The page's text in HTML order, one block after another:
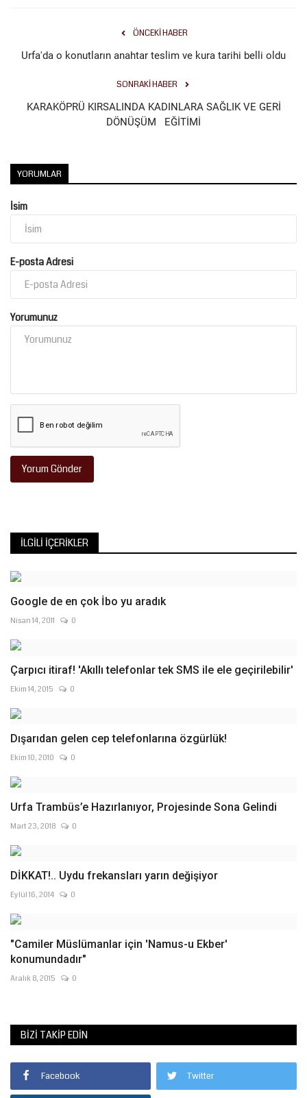
ÖNCEKI HABER
Urfa'da o konutların anahtar teslim ve kura tarihi belli oldu
SONRAKI HABER
KARAKÖPRÜ KIRSALINDA KADINLARA SAĞLIK VE GERİ
DÖNÜŞÜM EĞİTİMİ
YORUMLAR
İsim
E-posta Adresi
Yorumunuz
Yorum Gönder
İLGILI İÇERIKLER
Google de en çok İbo yu aradık
Nisan 14, 2011 0
Çarpıcı itiraf! 'Akıllı telefonlar tek SMS ile ele geçirilebilir'
Ekim 14, 2015 0
Dışarıdan gelen cep telefonlarına özgürlük!
Ekim 10, 2010 0
Urfa Trambüs’e Hazırlanıyor, Projesinde Sona Gelindi
Mart 23, 2018 0
DİKKAT!.. Uydu frekansları yarın değişiyor
Eylül 16, 2014 0
"Camiler Müslümanlar için 'Namus-u Ekber'
konumundadır"
Aralık 8, 2015 0
BIZI TAKIP EDIN
Facebook Twitter